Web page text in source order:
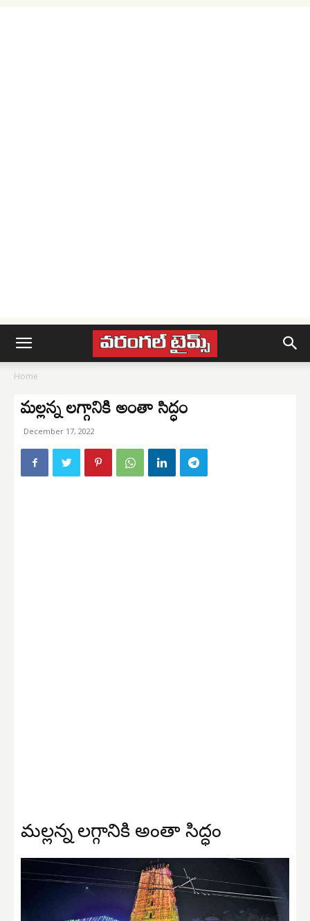
Home
మల్లన్న లగ్గానికి అంతా సిద్ధం
December 17, 2022
మల్లన్న లగ్గానికి అంతా సిద్ధం